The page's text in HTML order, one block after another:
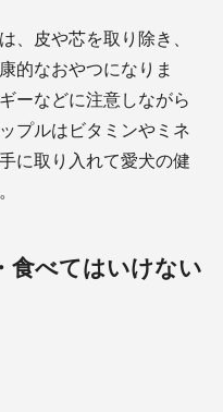
、皮や芯を取り除き、
的なおやつになりま
ーなどに注意しながら
プルはビタミンやミネ
に取り入れて愛犬の健
食べてはいけない